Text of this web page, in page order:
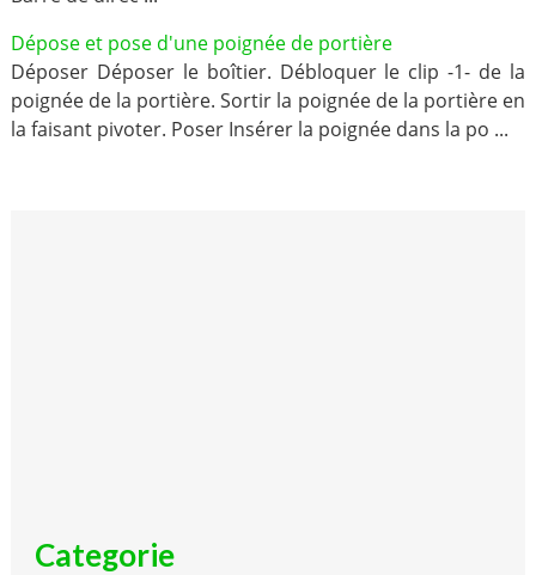
Dépose et pose d'une poignée de portière
Déposer Déposer le boîtier. Débloquer le clip -1- de la
poignée de la portière. Sortir la poignée de la portière en
la faisant pivoter. Poser Insérer la poignée dans la po ...
Categorie